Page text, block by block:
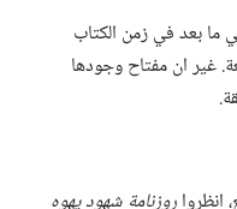
بعد في زمن الكتاب
غير ان مفتاح وجودها
انظرواروزنامة شهود يهوه